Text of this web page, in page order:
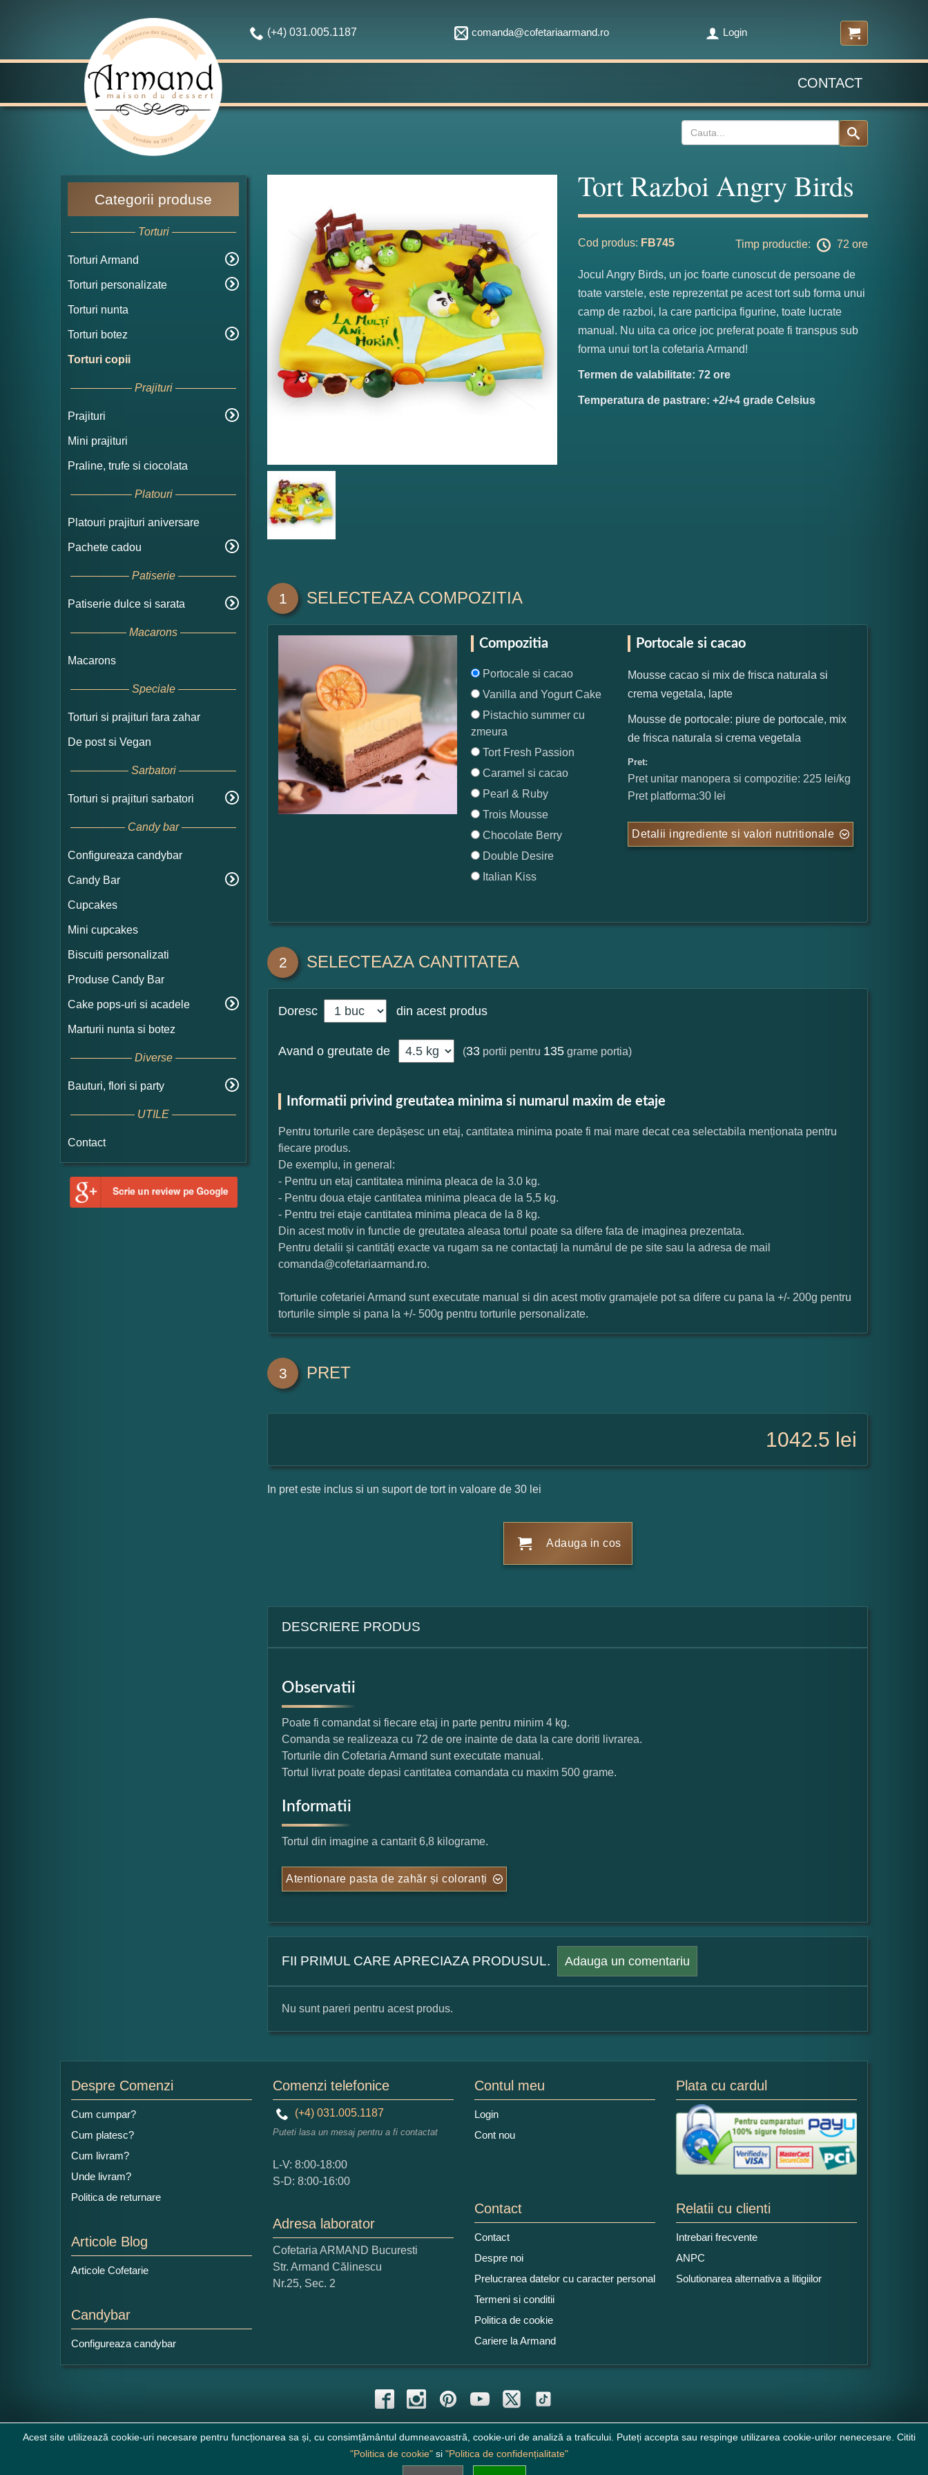
(+4) 031.005.1187 comanda@cofetariaarmand.ro Login
CONTACT
Categorii produse
Torturi
Torturi Armand
Torturi personalizate
Torturi nunta
Torturi botez
Torturi copii
Prajituri
Prajituri
Mini prajituri
Praline, trufe si ciocolata
Platouri
Platouri prajituri aniversare
Pachete cadou
Patiserie
Patiserie dulce si sarata
Macarons
Macarons
Speciale
Torturi si prajituri fara zahar
De post si Vegan
Sarbatori
Torturi si prajituri sarbatori
Candy bar
Configureaza candybar
Candy Bar
Cupcakes
Mini cupcakes
Biscuiti personalizati
Produse Candy Bar
Cake pops-uri si acadele
Marturii nunta si botez
Diverse
Bauturi, flori si party
UTILE
Contact
Tort Razboi Angry Birds
Cod produs: FB745 Timp productie: 72 ore
Jocul Angry Birds, un joc foarte cunoscut de persoane de
toate varstele, este reprezentat pe acest tort sub forma unui
camp de razboi, la care participa figurine, toate lucrate
manual. Nu uita ca orice joc preferat poate fi transpus sub
forma unui tort la cofetaria Armand!
Termen de valabilitate: 72 ore
Temperatura de pastrare: +2/+4 grade Celsius
1 SELECTEAZA COMPOZITIA
Compozitia
Portocale si cacao
Vanilla and Yogurt Cake
Pistachio summer cu
zmeura
Tort Fresh Passion
Caramel si cacao
Pearl & Ruby
Trois Mousse
Chocolate Berry
Double Desire
Italian Kiss
Portocale si cacao
Mousse cacao si mix de frisca naturala si
crema vegetala, lapte
Mousse de portocale: piure de portocale, mix
de frisca naturala si crema vegetala
Pret:
Pret unitar manopera si compozitie: 225 lei/kg
Pret platforma:30 lei
Detalii ingrediente si valori nutritionale
2 SELECTEAZA CANTITATEA
Doresc din acest produs
Avand o greutate de (33 portii pentru 135 grame portia)
Informatii privind greutatea minima si numarul maxim de etaje
Pentru torturile care depășesc un etaj, cantitatea minima poate fi mai mare decat cea selectabila menționata pentru
fiecare produs.
De exemplu, in general:
- Pentru un etaj cantitatea minima pleaca de la 3.0 kg.
- Pentru doua etaje cantitatea minima pleaca de la 5,5 kg.
- Pentru trei etaje cantitatea minima pleaca de la 8 kg.
Din acest motiv in functie de greutatea aleasa tortul poate sa difere fata de imaginea prezentata.
Pentru detalii și cantități exacte va rugam sa ne contactați la numărul de pe site sau la adresa de mail
comanda@cofetariaarmand.ro.
Torturile cofetariei Armand sunt executate manual si din acest motiv gramajele pot sa difere cu pana la +/- 200g pentru
torturile simple si pana la +/- 500g pentru torturile personalizate.
3 PRET
1042.5 lei
In pret este inclus si un suport de tort in valoare de 30 lei
Adauga in cos
DESCRIERE PRODUS
Observatii
Poate fi comandat si fiecare etaj in parte pentru minim 4 kg.
Comanda se realizeaza cu 72 de ore inainte de data la care doriti livrarea.
Torturile din Cofetaria Armand sunt executate manual.
Tortul livrat poate depasi cantitatea comandata cu maxim 500 grame.
Informatii
Tortul din imagine a cantarit 6,8 kilograme.
Atentionare pasta de zahăr și coloranți
FII PRIMUL CARE APRECIAZA PRODUSUL. Adauga un comentariu
Numele dumneavoastra:
Adaugati o parere despre acest produs:
Ce nota acordati acestui produs?
1 2 3
Nu tocmai bun
Nu sunt pareri pentru acest produs.
Despre Comenzi
Cum cumpar?
Cum platesc?
Cum livram?
Unde livram?
Politica de returnare
Articole Blog
Articole Cofetarie
Candybar
Configureaza candybar
Comenzi telefonice
(+4) 031.005.1187
Puteti lasa un mesaj pentru a fi contactat
L-V: 8:00-18:00
S-D: 8:00-16:00
Adresa laborator
Cofetaria ARMAND Bucuresti
Str. Armand Călinescu
Nr.25, Sec. 2
Contul meu
Login
Cont nou
Plata cu cardul
Contact
Contact
Despre noi
Prelucrarea datelor cu caracter personal
Termeni si conditii
Politica de cookie
Cariere la Armand
Relatii cu clienti
Intrebari frecvente
ANPC
Solutionarea alternativa a litigiilor
Acest site utilizează cookie-uri necesare pentru funcționarea sa și, cu consimțământul dumneavoastră, cookie-uri de analiză a traficului. Puteți accepta sau respinge utilizarea cookie-urilor nenecesare. Cititi
"Politica de cookie"si "Politica de confidențialitate"